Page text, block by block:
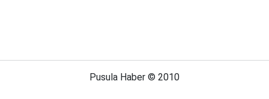
Pusula Haber © 2010